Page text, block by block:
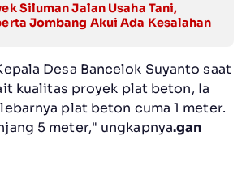
Siluman Jalan Usaha Tani,
Jombang Akui Ada Kesalahan
Desa Bancelok Suyanto saat
kualitas proyek plat beton, Ia
plat beton cuma 1 meter.
5 meter," ungkapnya.gan